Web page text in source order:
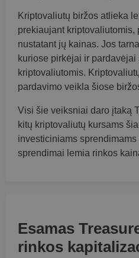
Kriptovaliutų biržos atlieka
prekiaujant kriptovaliutomis,
nustatant jų kainas. Jos
kuriose pirkėjai ir
kriptovaliutomis.
pardavimo veikla šiose
Visi šie veiksniai daro įtaką
kitų kriptovaliutų kursams
investiciniams
sprendimai lemia rinkos
Esamas
rinkos